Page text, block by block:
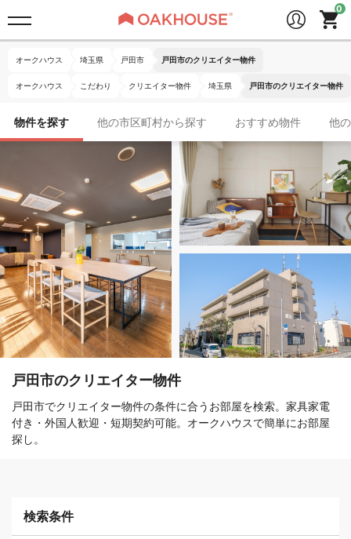
オークハウス 埼玉県 戸田市 戸田市のクリエイター物件
オークハウス こだわり クリエイター物件 埼玉県 戸田市のクリエイター物件
物件を探す 他の市区町村から探す おすすめ物件 他
戸田市のクリエイター物件
戸田市でクリエイター物件の条件に合うお部屋を検索。家具家電
付き・外国人歓迎・短期契約可能。オークハウスで簡単にお部屋
探し。
検索条件